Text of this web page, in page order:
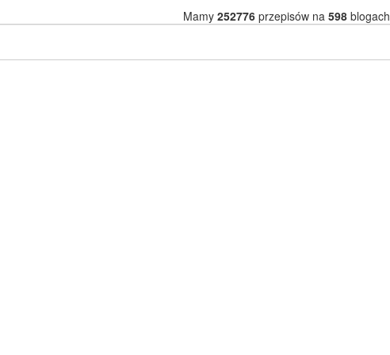
Mamy 252776przepisów na 598